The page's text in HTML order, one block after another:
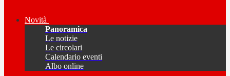
Novità
Panoramica
Le notizie
Le circolari
Calendario eventi
Albo online